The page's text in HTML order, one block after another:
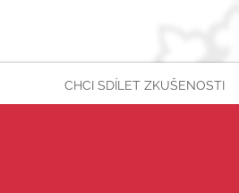
CHCI SDÍLET ZKUŠENOSTI